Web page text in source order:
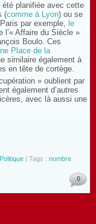
été planifiée avec cette
(comme à Lyon) ou se
par exemple, le
l’« Affaire du Siècle »
Boulo. Ces
Place de la
similaire également à
en tête de cortège.
» oublient par
également d’autres
avec là aussi une
Politique | Tags : nombre
0